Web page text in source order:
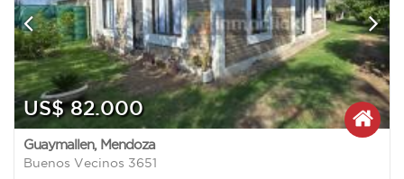
US$ 82.000
Guaymallen, Mendoza
Buenos Vecinos 3651